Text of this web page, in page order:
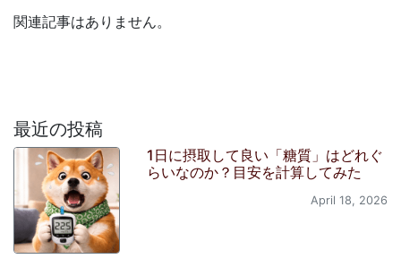
関連記事はありません。
最近の投稿
1日に摂取して良い「糖質」はどれぐ
らいなのか？目安を計算してみた
April 18, 2026